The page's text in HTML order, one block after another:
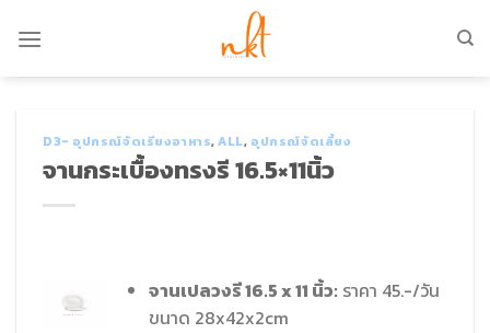
D3- อุปกรณ์จัดเรียงอาหาร,ALL, อุปกรณ์จัดเลี้ยง
จานกระเบื้องทรงรี 16.5×11นิ้ว
จานเปลวงรี 16.5 x 11 นิ้ว: ราคา 45.-/วัน
ขนาด 28x42x2cm